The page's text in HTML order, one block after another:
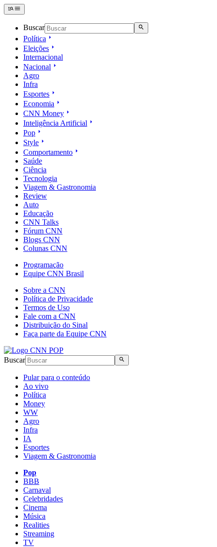
Buscar
Política
Eleições
Internacional
Nacional
Agro
Infra
Esportes
Economia
CNN Money
Inteligência Artificial
Pop
Style
Comportamento
Saúde
Ciência
Tecnologia
Viagem & Gastronomia
Review
Auto
Educação
CNN Talks
Fórum CNN
Blogs CNN
Colunas CNN
Programação
Equipe CNN Brasil
Sobre a CNN
Política de Privacidade
Termos de Uso
Fale com a CNN
Distribuição do Sinal
Faça parte da Equipe CNN
Buscar
Pular para o conteúdo
Ao vivo
Política
Money
WW
Agro
Infra
IA
Esportes
Viagem & Gastronomia
Pop
BBB
Carnaval
Celebridades
Cinema
Música
Realities
Streaming
TV